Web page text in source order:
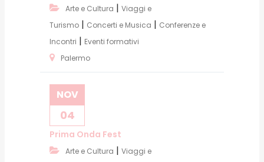
Arte e Cultura | Viaggi e
Turismo | Concerti e Musica | Conferenze e
Incontri | Eventi formativi
Palermo
NOV
04
Prima Onda Fest
Arte e Cultura | Viaggi e